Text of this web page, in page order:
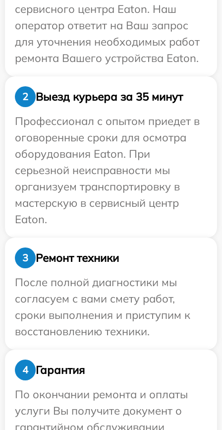
сервисного центра Eaton. Наш
оператор ответит на Ваш запрос
для уточнения необходимых работ
ремонта Вашего устройства Eaton.
2
Выезд курьера за 35 минут
Профессионал с опытом приедет в
оговоренные сроки для осмотра
оборудования Eaton. При
серьезной неисправности мы
организуем транспортировку в
мастерскую в сервисный центр
Eaton.
3
Ремонт техники
После полной диагностики мы
согласуем с вами смету работ,
сроки выполнения и приступим к
восстановлению техники.
4
Гарантия
По окончании ремонта и оплаты
услуги Вы получите документ о
гарантийном обслуживании